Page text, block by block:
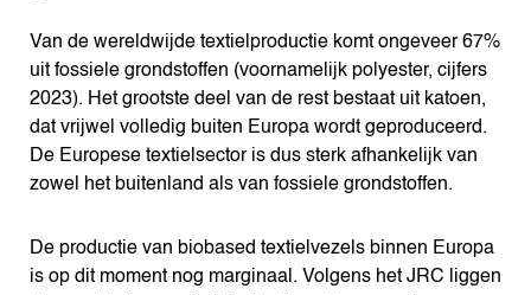
Van de wereldwijde textielproductie komt ongeveer 67%
uit fossiele grondstoffen (voornamelijk polyester, cijfers
2023). Het grootste deel van de rest bestaat uit katoen,
dat vrijwel volledig buiten Europa wordt geproduceerd.
De Europese textielsector is dus sterk afhankelijk van
zowel het buitenland als van fossiele grondstoffen.
De productie van biobased textielvezels binnen Europa
is op dit moment nog marginaal. Volgens het JRC liggen